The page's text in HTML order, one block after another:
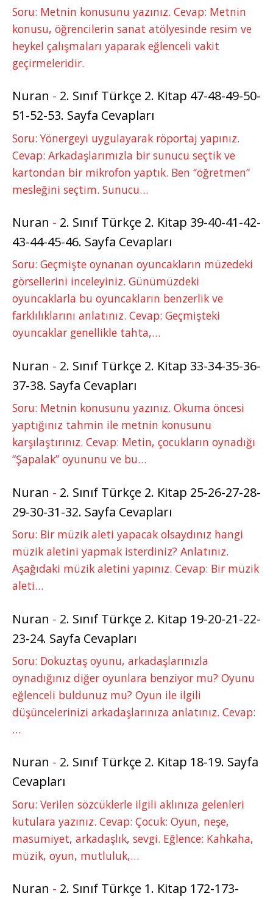
Soru: Metnin konusunu yazınız. Cevap: Metnin
konusu, öğrencilerin sanat atölyesinde resim ve
heykel çalışmaları yaparak eğlenceli vakit
geçirmeleridir.
Nuran - 2. Sınıf Türkçe 2. Kitap 47-48-49-50-
51-52-53. Sayfa Cevapları
Soru: Yönergeyi uygulayarak röportaj yapınız.
Cevap: Arkadaşlarımızla bir sunucu seçtik ve
kartondan bir mikrofon yaptık. Ben “öğretmen”
mesleğini seçtim. Sunucu…
Nuran - 2. Sınıf Türkçe 2. Kitap 39-40-41-42-
43-44-45-46. Sayfa Cevapları
Soru: Geçmişte oynanan oyuncakların müzedeki
görsellerini inceleyiniz. Günümüzdeki
oyuncaklarla bu oyuncakların benzerlik ve
farklılıklarını anlatınız. Cevap: Geçmişteki
oyuncaklar genellikle tahta,…
Nuran - 2. Sınıf Türkçe 2. Kitap 33-34-35-36-
37-38. Sayfa Cevapları
Soru: Metnin konusunu yazınız. Okuma öncesi
yaptığınız tahmin ile metnin konusunu
karşılaştırınız. Cevap: Metin, çocukların oynadığı
“Şapalak” oyununu ve bu…
Nuran - 2. Sınıf Türkçe 2. Kitap 25-26-27-28-
29-30-31-32. Sayfa Cevapları
Soru: Bir müzik aleti yapacak olsaydınız hangi
müzik aletini yapmak isterdiniz? Anlatınız.
Aşağıdaki müzik aletini yapınız. Cevap: Bir müzik
aleti…
Nuran - 2. Sınıf Türkçe 2. Kitap 19-20-21-22-
23-24. Sayfa Cevapları
Soru: Dokuztaş oyunu, arkadaşlarınızla
oynadığınız diğer oyunlara benziyor mu? Oyunu
eğlenceli buldunuz mu? Oyun ile ilgili
düşüncelerinizi arkadaşlarınıza anlatınız. Cevap:
…
Nuran - 2. Sınıf Türkçe 2. Kitap 18-19. Sayfa
Cevapları
Soru: Verilen sözcüklerle ilgili aklınıza gelenleri
kutulara yazınız. Cevap: Çocuk: Oyun, neşe,
masumiyet, arkadaşlık, sevgi. Eğlence: Kahkaha,
müzik, oyun, mutluluk,…
Nuran - 2. Sınıf Türkçe 1. Kitap 172-173-